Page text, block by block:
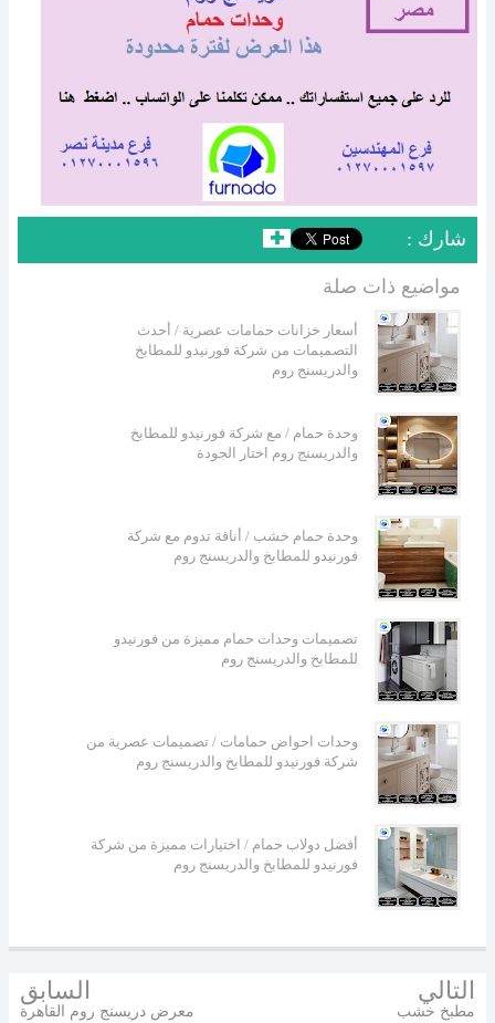
: شارك ✚
مواضيع ذات صلة
أسعار خزانات حمامات عصرية / أحدث
التصميمات من شركة فورنيدو للمطابخ
والدريسنج روم
وحدة حمام / مع شركة فورنيدو للمطابخ
والدريسنج روم اختار الجودة
وحدة حمام خشب / أناقة تدوم مع شركة
فورنيدو للمطابخ والدريسنج روم
تصميمات وحدات حمام مميزة من فورنيدو
للمطابخ والدريسنج روم
وحدات احواض حمامات / تصميمات عصرية من
شركة فورنيدو للمطابخ والدريسنج روم
أفضل دولاب حمام / اختيارات مميزة من شركة
فورنيدو للمطابخ والدريسنج روم
التالي
مطبخ خشب
السابق
معرض دريسنج روم القاهرة